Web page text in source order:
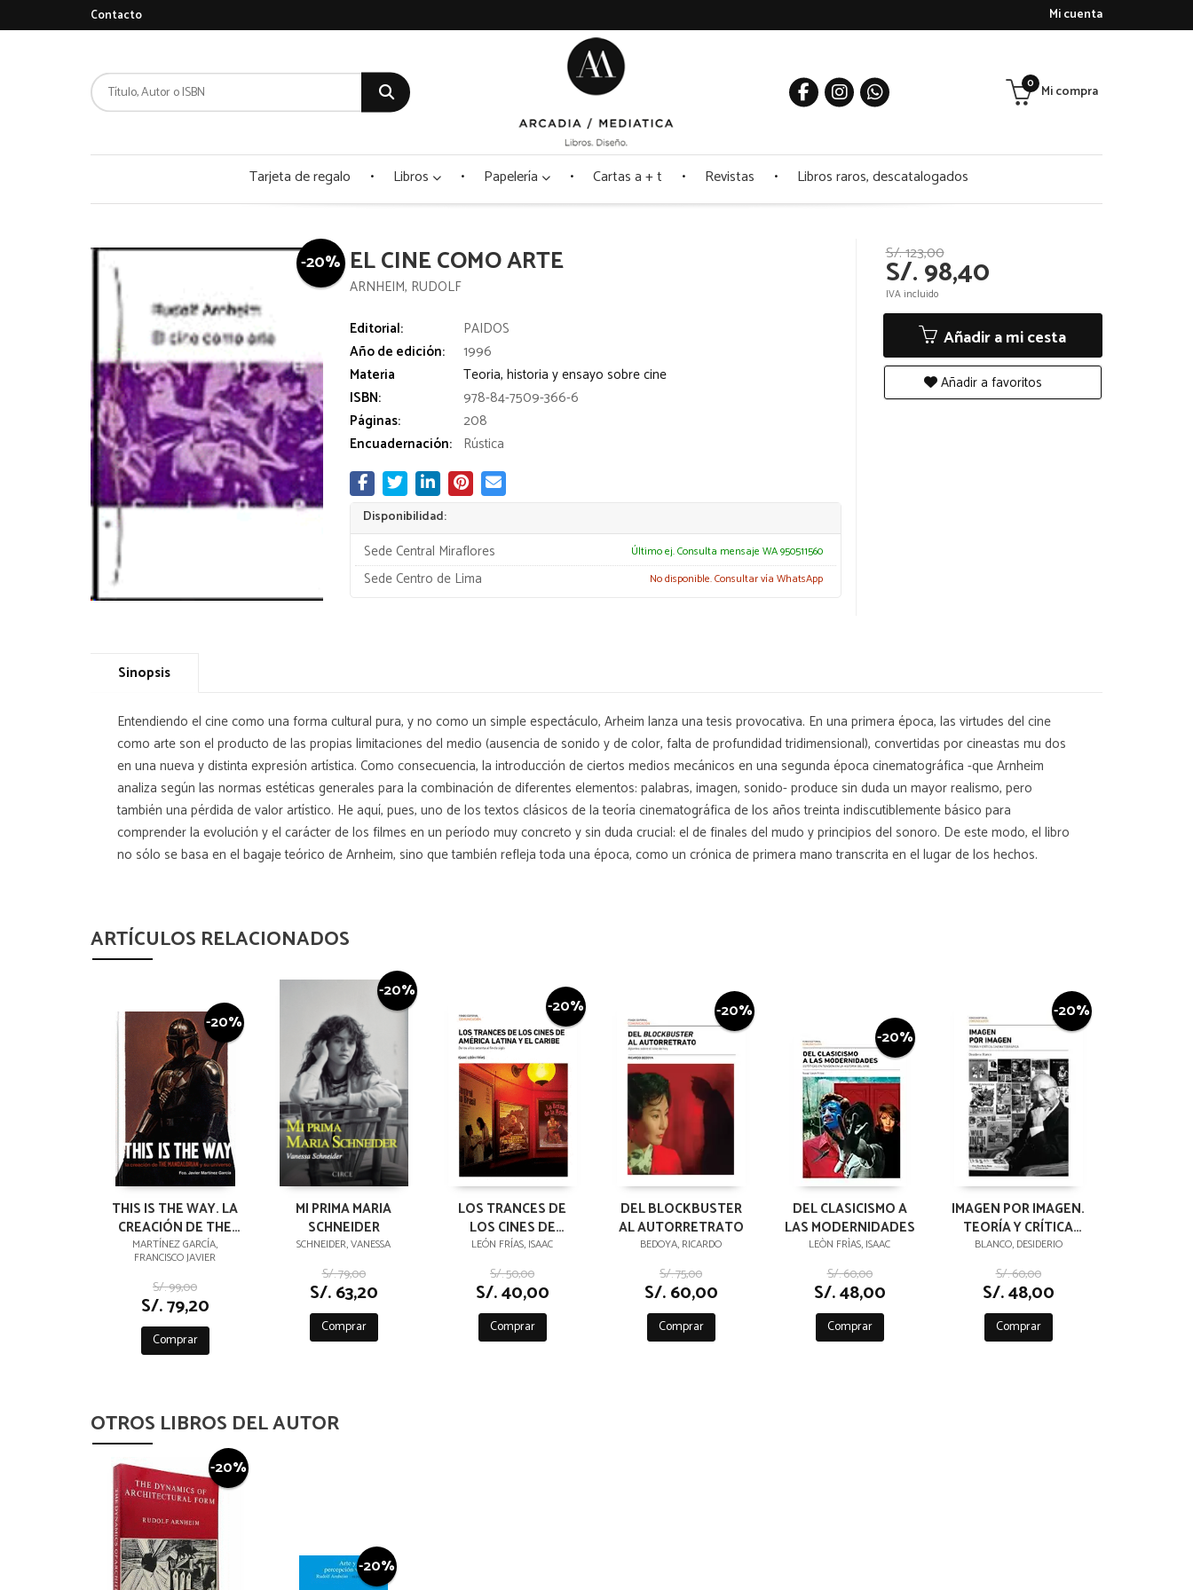
Mi cuenta
Contacto
Mi compra
0
Tarjeta de regalo Libros Papelería Cartas a + t Revistas Libros raros, descatalogados
-20% EL CINE COMO ARTE
ARNHEIM, RUDOLF
Editorial:
PAIDOS
Año de edición:
1996
Materia
Teoria, historia y ensayo sobre cine
ISBN:
978-84-7509-366-6
Páginas:
208
Encuadernación: Rústica
Disponibilidad:
Sede Central Miraflores Último ej. Consulta mensaje WA 950511560
Sede Centro de Lima No disponible. Consultar vía WhatsApp
S/. 123,00
S/. 98,40
IVA incluido
Añadir a mi cesta
Añadir a favoritos
Sinopsis
Entendiendo el cine como una forma cultural pura, y no como un simple espectáculo, Arheim lanza una tesis provocativa. En una primera época, las virtudes del cine
como arte son el producto de las propias limitaciones del medio (ausencia de sonido y de color, falta de profundidad tridimensional), convertidas por cineastas mu dos
en una nueva y distinta expresión artística. Como consecuencia, la introducción de ciertos medios mecánicos en una segunda época cinematográfica -que Arnheim
analiza según las normas estéticas generales para la combinación de diferentes elementos: palabras, imagen, sonido- produce sin duda un mayor realismo, pero
también una pérdida de valor artístico. He aquí, pues, uno de los textos clásicos de la teoría cinematográfica de los años treinta indiscutiblemente básico para
comprender la evolución y el carácter de los filmes en un período muy concreto y sin duda crucial: el de finales del mudo y principios del sonoro. De este modo, el libro
no sólo se basa en el bagaje teórico de Arnheim, sino que también refleja toda una época, como un crónica de primera mano transcrita en el lugar de los hechos.
ARTÍCULOS RELACIONADOS
-20%
THIS IS THE WAY. LA
CREACIÓN DE THE
MANDALORIAN Y SU
UNIVERSO
MARTÍNEZ GARCÍA,
FRANCISCO JAVIER
S/. 99,00
S/. 79,20
Comprar
-20%
MI PRIMA MARIA
SCHNEIDER
SCHNEIDER, VANESSA
S/. 79,00
S/. 63,20
Comprar
-20%
LOS TRANCES DE
LOS CINES DE
ÁMERICA LATINA Y EL
CARIBE
LEÓN FRÍAS, ISAAC
S/. 50,00
S/. 40,00
Comprar
-20%
DEL BLOCKBUSTER
AL AUTORRETRATO
BEDOYA, RICARDO
S/. 75,00
S/. 60,00
Comprar
-20%
DEL CLASICISMO A
LAS MODERNIDADES
LEÒN FRÌAS, ISAAC
S/. 60,00
S/. 48,00
Comprar
-20%
IMAGEN POR IMAGEN.
TEORÍA Y CRÍTICA
CINEMATOGRÁFICA
BLANCO, DESIDERIO
S/. 60,00
S/. 48,00
Comprar
OTROS LIBROS DEL AUTOR
-20%
-20%